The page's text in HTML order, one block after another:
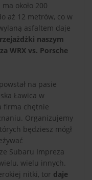
około 200
aż 12 metrów, co w
asfaltem daje
naszym
WRX vs. Porsche
na pasie
Ławica w
firma chętnie
Organizujemy
będziesz mógł
Subaru Impreza
wielu innych.
nitki, tor daje